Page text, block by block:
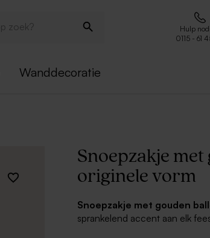
Hulp
0115 - 61
Wanddecoratie
Snoepzakje
originele vorm
Snoepzakje met gouden
sprankelend accent aan elk